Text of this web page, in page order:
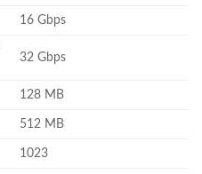
16 Gbps
32 Gbps
128 MB
512 MB
1023